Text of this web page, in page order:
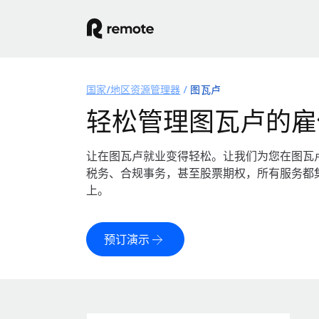
国家/地区资源管理器 图瓦卢
轻松管理图瓦卢的
让在图瓦卢就业变得轻松。让我们为您在图
税务、合规事务，甚至股票期权，所有服务
上。
预订演示